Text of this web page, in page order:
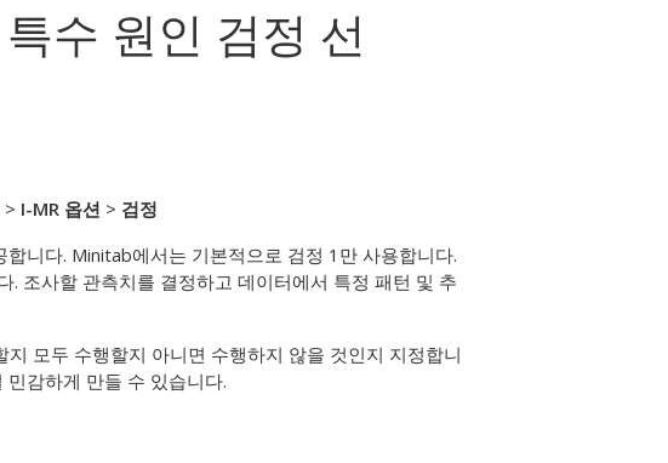
수 원인 검정 선
> I-MR 옵션 > 검정
합니다. Minitab에서는 기본적으로 검정 1만 사용합니다.
. 조사할 관측치를 결정하고 데이터에서 특정 패턴 및 추
모두 수행할지 아니면 수행하지 않을 것인지 지정합니
감하게 만들 수 있습니다.